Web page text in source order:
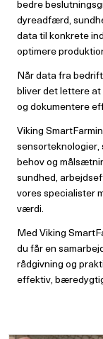
bedre
dyreadfærd,
data til konkrete
optimere
Når data fra
bliver det lettere
og dokumentere
Viking
sensorteknologier,
behov og
sundhed,
vores specialister
værdi.
Med Viking
du får en
rådgivning og
effektiv,